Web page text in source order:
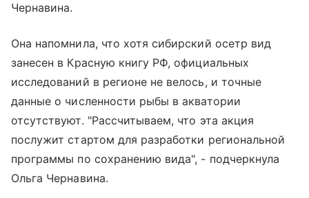
Чернавина.
Она напомнила, что хотя сибирский осетр вид
занесен в Красную книгу РФ, официальных
исследований в регионе не велось, и точные
данные о численности рыбы в акватории
отсутствуют. "Рассчитываем, что эта акция
послужит стартом для разработки региональной
программы по сохранению вида", - подчеркнула
Ольга Чернавина.